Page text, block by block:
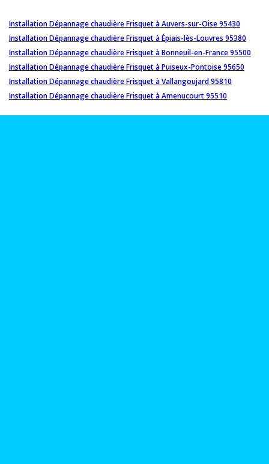
Installation Dépannage chaudière Frisquet à Auvers-sur-Oise 95430
Installation Dépannage chaudière Frisquet à Épiais-lès-Louvres 95380
Installation Dépannage chaudière Frisquet à Bonneuil-en-France 95500
Installation Dépannage chaudière Frisquet à Puiseux-Pontoise 95650
Installation Dépannage chaudière Frisquet à Vallangoujard 95810
Installation Dépannage chaudière Frisquet à Amenucourt 95510